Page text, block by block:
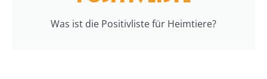
Was ist die Positivliste für Heimtiere?